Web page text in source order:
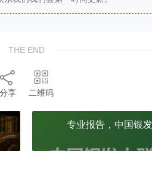
THE END
分享 二维码
专业报告，中国银